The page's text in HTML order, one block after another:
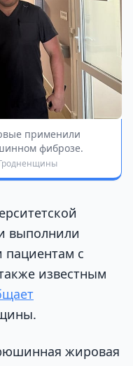
применили
фиброзе.
выполнили
с
известным
жировая